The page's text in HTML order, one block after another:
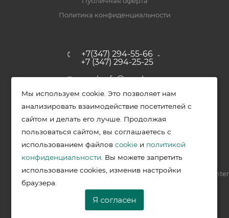
Политика конфиденциальности
+7(347) 294-55-66
+7 (347) 294-25-25
upak-ufa@yandex.ru
Уфимский район, с. Зубово, ул.
Полевая, д. 44/2, к. 2
2026 © Меркурий - упаковочная продукция от ведущих
производителей в Уфе
Разработка —
VIS.center
Мы используем cookie. Это позволяет нам
анализировать взаимодействие посетителей с
сайтом и делать его лучше. Продолжая
пользоваться сайтом, вы соглашаетесь с
использованием файловcookie и политикой
конфиденциальности . Вы можете запретить
использование cookies, изменив настройки
браузера.
Я согласен